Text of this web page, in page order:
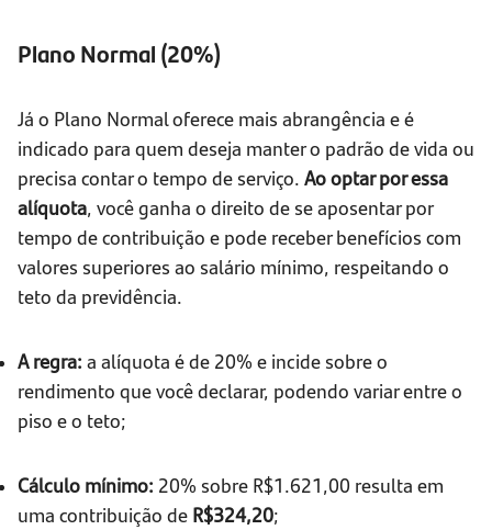
Plano Normal (20%)
Já o Plano Normal oferece mais abrangência e é
indicado para quem deseja manter o padrão de vida ou
precisa contar o tempo de serviço. Ao optar por essa
alíquota, você ganha o direito de se aposentar por
tempo de contribuição e pode receber benefícios com
valores superiores ao salário mínimo, respeitando o
teto da previdência.
A regra: a alíquota é de 20% e incide sobre o
rendimento que você declarar, podendo variar entre o
piso e o teto;
Cálculo mínimo: 20% sobre R$1.621,00 resulta em
uma contribuição de R$324,20;